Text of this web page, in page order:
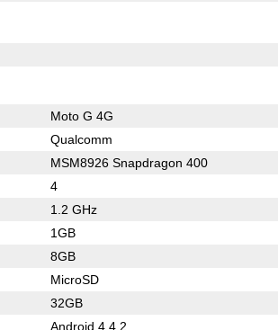
Moto G 4G
Qualcomm
MSM8926 Snapdragon 400
4
1.2 GHz
1GB
8GB
MicroSD
32GB
Android 4.4.2